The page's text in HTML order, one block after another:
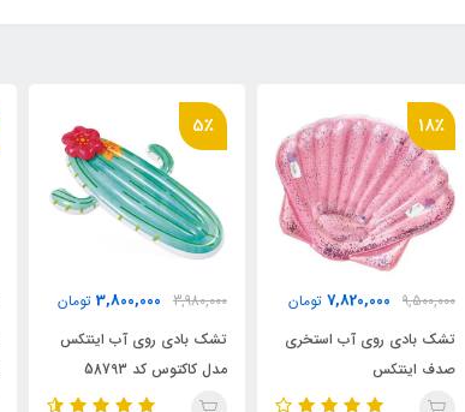
18٪
9,500,000
7,820,000 تومان
تشک بادی روی آب استخری
صدف اینتکس
5٪
3,980,000
3,800,000 تومان
تشک بادی روی آب اینتکس
مدل کاکتوس کد 58793
intex